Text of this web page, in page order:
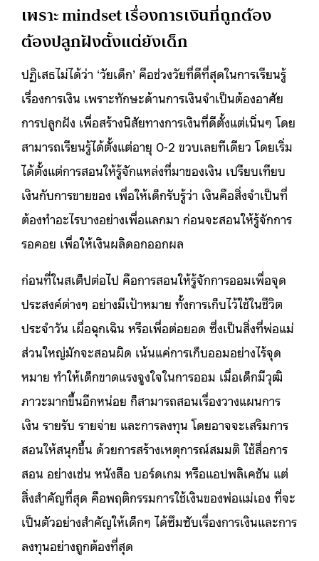
เพราะ mindset เรื่องการเงินที่ถูกต้อง
ต้องปลูกฝังตั้งแต่ยังเด็ก
ปฏิเสธไม่ได้ว่า ‘วัยเด็ก’ คือช่วงวัยที่ดีที่สุดในการเรียนรู้
เรื่องการเงิน เพราะทักษะด้านการเงินจำเป็นต้องอาศัย
การปลูกฝัง เพื่อสร้างนิสัยทางการเงินที่ดีตั้งแต่เนิ่นๆ โดย
สามารถเรียนรู้ได้ตั้งแต่อายุ 0-2 ขวบเลยทีเดียว โดยเริ่ม
ได้ตั้งแต่การสอนให้รู้จักแหล่งที่มาของเงิน เปรียบเทียบ
เงินกับการขายของ เพื่อให้เด็กรับรู้ว่า เงินคือสิ่งจำเป็นที่
ต้องทำอะไรบางอย่างเพื่อแลกมา ก่อนจะสอนให้รู้จักการ
รอคอย เพื่อให้เงินผลิดอกออกผล
ก่อนที่ในสเต็ปต่อไป คือการสอนให้รู้จักการออมเพื่อจุด
ประสงค์ต่างๆ อย่างมีเป้าหมาย ทั้งการเก็บไว้ใช้ในชีวิต
ประจำวัน เผื่อฉุกเฉิน หรือเพื่อต่อยอด ซึ่งเป็นสิ่งที่พ่อแม่
ส่วนใหญ่มักจะสอนผิด เน้นแค่การเก็บออมอย่างไร้จุด
หมาย ทำให้เด็กขาดแรงจูงใจในการออม เมื่อเด็กมีวุฒิ
ภาวะมากขึ้นอีกหน่อย ก็สามารถสอนเรื่องวางแผนการ
เงิน รายรับ รายจ่าย และการลงทุน โดยอาจจะเสริมการ
สอนให้สนุกขึ้น ด้วยการสร้างเหตุการณ์สมมติ ใช้สื่อการ
สอน อย่างเช่น หนังสือ บอร์ดเกม หรือแอปพลิเคชัน แต่
สิ่งสำคัญที่สุด คือพฤติกรรมการใช้เงินของพ่อแม่เอง ที่จะ
เป็นตัวอย่างสำคัญให้เด็กๆ ได้ซึมซับเรื่องการเงินและการ
ลงทุนอย่างถูกต้องที่สุด